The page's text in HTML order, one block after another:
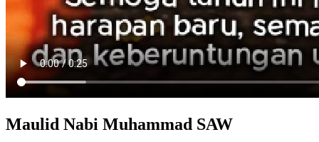
Maulid Nabi Muhammad SAW